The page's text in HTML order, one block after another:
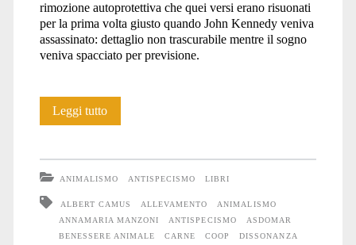
rimozione autoprotettiva che quei versi erano risuonati
per la prima volta giusto quando John Kennedy veniva
assassinato: dettaglio non trascurabile mentre il sogno
veniva spacciato per previsione.
Leggi tuttoBenessere
agli
ANIMALISMO ANTISPECISMO LIBRI
ALBERT CAMUS ALLEVAMENTO
ANIMALISMO
ANNAMARIA MANZONI
ANTISPECISMO
ASDOMAR
BENESSERE ANIMALE
CARNE COOP
DISSONANZA